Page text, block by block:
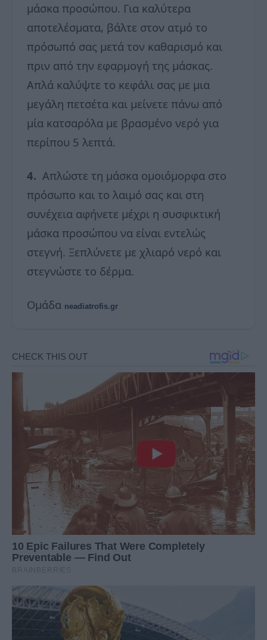
μάσκα προσώπου. Για καλύτερα
αποτελέσματα, βάλτε στον ατμό το
πρόσωπό σας μετά τον καθαρισμό και
πριν από την εφαρμογή της μάσκας.
Απλά καλύψτε το κεφάλι σας με μια
μεγάλη πετσέτα και μείνετε πάνω από
μία κατσαρόλα με βρασμένο νερό για
περίπου 5 λεπτά.
4. Απλώστε τη μάσκα ομοιόμορφα στο
πρόσωπο και το λαιμό σας και στη
συνέχεια αφήνετε μέχρι η συσφικτική
μάσκα προσώπου να είναι εντελώς
στεγνή. Ξεπλύνετε με χλιαρό νερό και
στεγνώστε το δέρμα.
Ομάδα neadiatrofis.gr